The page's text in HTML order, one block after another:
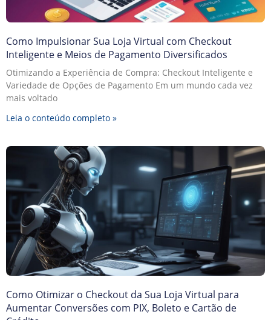
Como Impulsionar Sua Loja Virtual com Checkout
Inteligente e Meios de Pagamento Diversificados
Otimizando a Experiência de Compra: Checkout Inteligente e
Variedade de Opções de Pagamento Em um mundo cada vez
mais voltado
Leia o conteúdo completo »
Como Otimizar o Checkout da Sua Loja Virtual para
Aumentar Conversões com PIX, Boleto e Cartão de